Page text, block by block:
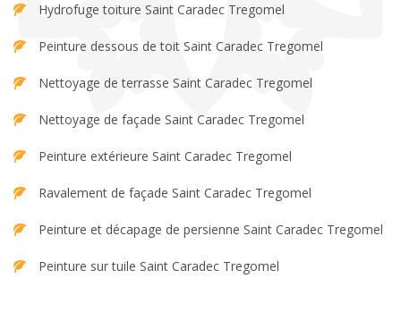
Hydrofuge toiture Saint Caradec Tregomel
Peinture dessous de toit Saint Caradec Tregomel
Nettoyage de terrasse Saint Caradec Tregomel
Nettoyage de façade Saint Caradec Tregomel
Peinture extérieure Saint Caradec Tregomel
Ravalement de façade Saint Caradec Tregomel
Peinture et décapage de persienne Saint Caradec Tregomel
Peinture sur tuile Saint Caradec Tregomel